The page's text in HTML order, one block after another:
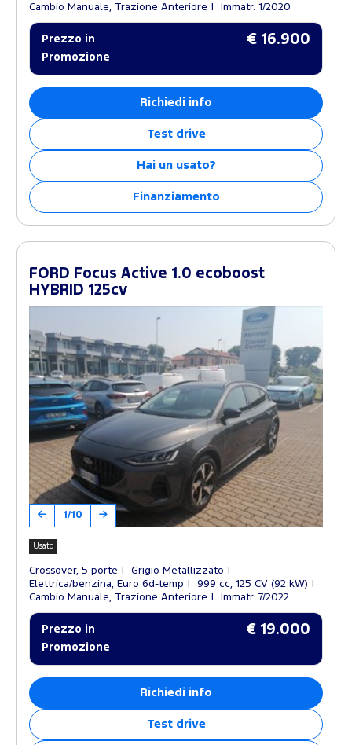
Cambio Manuale, Trazione Anteriore
Immatr. 1/2020
Prezzo in
Promozione
€ 16.900
Richiedi info
Test drive
Hai un usato?
Finanziamento
FORD Focus Active 1.0 ecoboost
HYBRID 125cv
1/10
Usato
Crossover, 5 porte
Grigio Metallizzato
Elettrica/benzina, Euro 6d-temp
999 cc, 125 CV (92 kW)
Cambio Manuale, Trazione Anteriore
Immatr. 7/2022
Prezzo in
Promozione
€ 19.000
Richiedi info
Test drive